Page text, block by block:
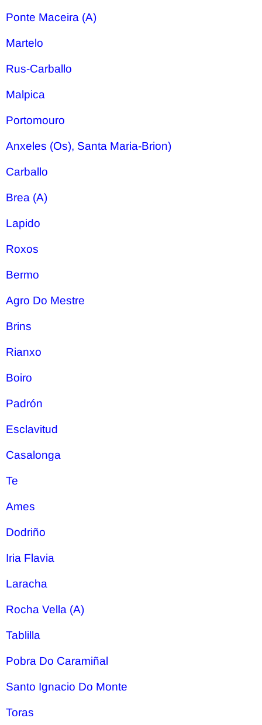
Ponte Maceira (A)
Martelo
Rus-Carballo
Malpica
Portomouro
Anxeles (Os), Santa Maria-Brion)
Carballo
Brea (A)
Lapido
Roxos
Bermo
Agro Do Mestre
Brins
Rianxo
Boiro
Padrón
Esclavitud
Casalonga
Te
Ames
Dodriño
Iria Flavia
Laracha
Rocha Vella (A)
Tablilla
Pobra Do Caramiñal
Santo Ignacio Do Monte
Toras